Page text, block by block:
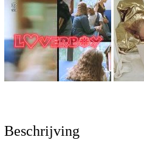
Beschrijving